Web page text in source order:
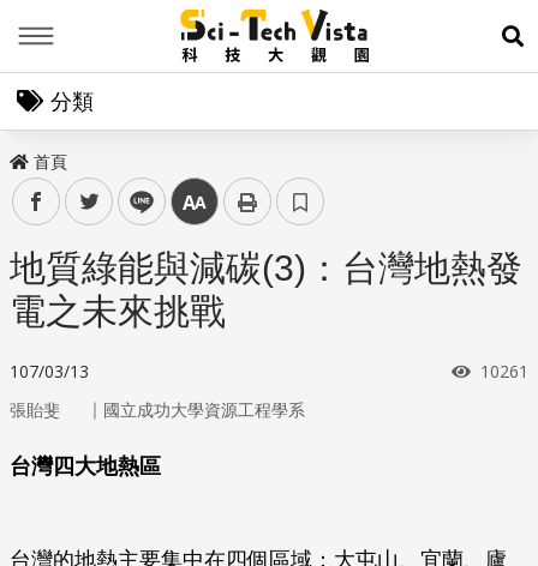
展
分類
首頁
facebooktwitter line 中
地質綠能與減碳(3)：台灣地熱發
電之未來挑戰
107/03/13 瀏覽次
10261
張貽斐 ｜ 國立成功大學資源工程學系
台灣四大地熱區
台灣的地熱主要集中在四個區域：大屯山、宜蘭、廬